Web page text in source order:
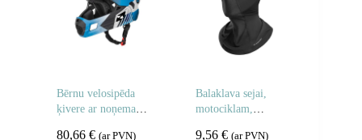
Bērnu velosipēda
ķivere ar noņemamu
80,66 € (ar PVN)
Balaklava sejai,
motociklam,
9,56€ (ar PVN)